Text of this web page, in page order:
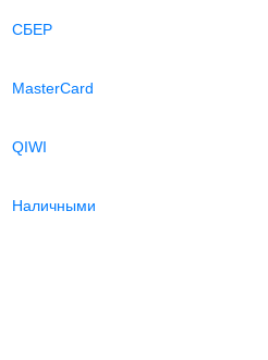
СБЕР
MasterCard
QIWI
Наличными